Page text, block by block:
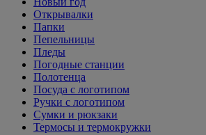
Открывалки
Папки
Пепельницы
Пледы
Погодные станции
Полотенца
Посуда с логотипом
Ручки с логотипом
Сумки и рюкзаки
Термосы и термокружки